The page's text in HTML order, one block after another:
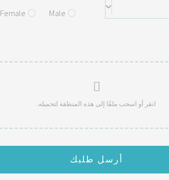
Male
Female
أرسل طلبك